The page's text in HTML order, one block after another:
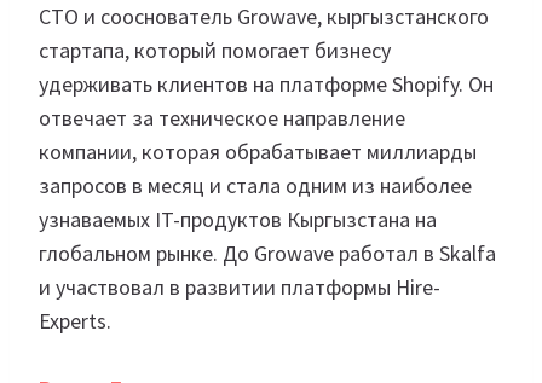
CTO и сооснователь Growave, кыргызстанского
стартапа, который помогает бизнесу
удерживать клиентов на платформе Shopify. Он
отвечает за техническое направление
компании, которая обрабатывает миллиарды
запросов в месяц и стала одним из наиболее
узнаваемых IT-продуктов Кыргызстана на
глобальном рынке. До Growave работал в Skalfa
и участвовал в развитии платформы Hire-
Experts.